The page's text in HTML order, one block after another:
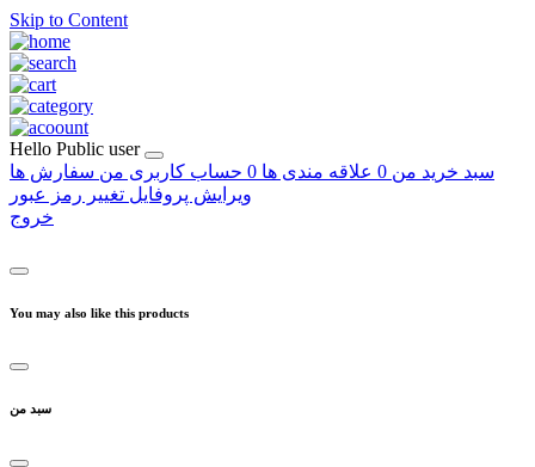
Skip to Content
Hello Public user
سبد خرید من 0 علاقه مندی ها 0 حساب کاربری من سفارش ها
ویرایش پروفایل تغییر رمز عبور
خروج
You may also like this products
سبد من